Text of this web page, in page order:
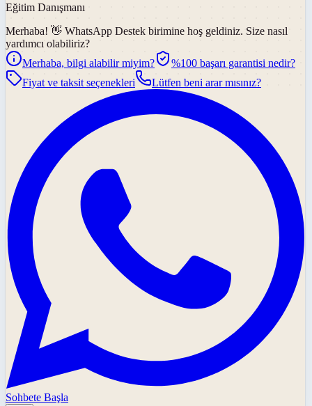
Eğitim Danışmanı
Merhaba! 👋 WhatsApp Destek birimine hoş geldiniz. Size nasıl
yardımcı olabiliriz?
Merhaba, bilgi alabilir miyim?
%100 başarı garantisi nedir?
Fiyat ve taksit seçenekleri
Lütfen beni arar mısınız?
Sohbete Başla